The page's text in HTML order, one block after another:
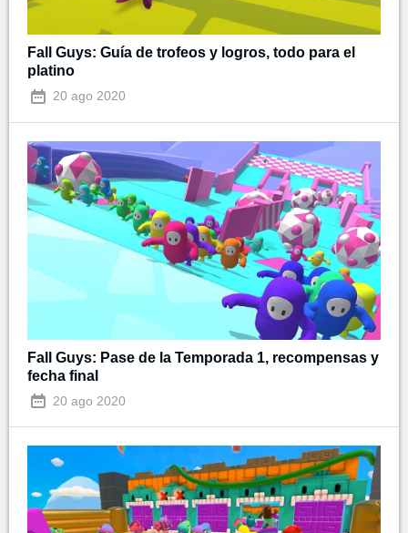
Fall Guys: Guía de trofeos y logros, todo para el
platino
20 ago 2020
Fall Guys: Pase de la Temporada 1, recompensas y
fecha final
20 ago 2020